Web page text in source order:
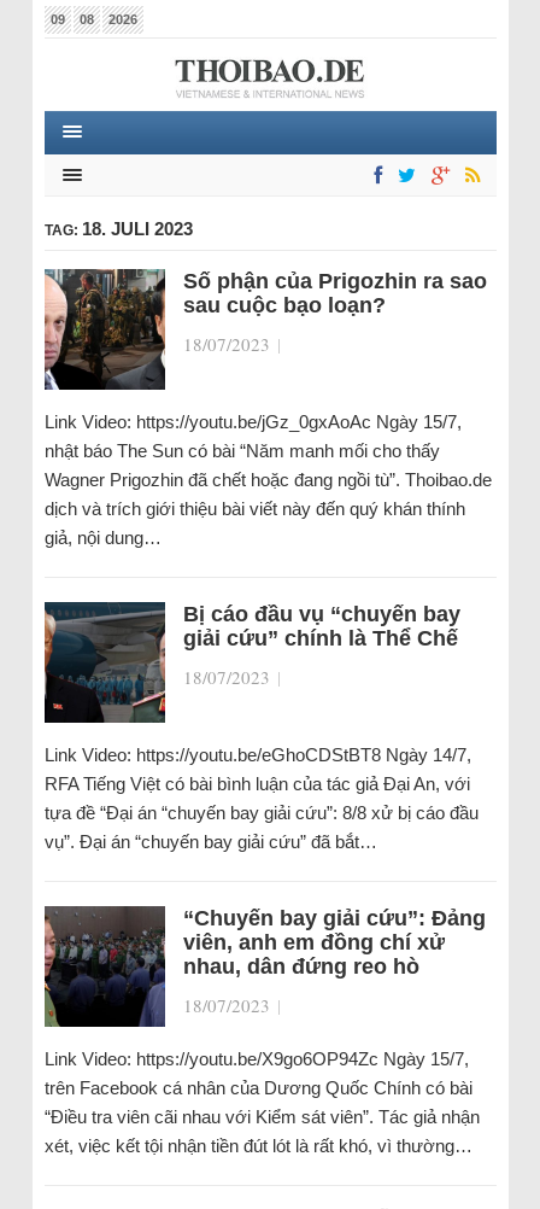
09 08 2026
TAG: 18. JULI 2023
Số phận của Prigozhin ra sao
sau cuộc bạo loạn?
18/07/2023 |
Link Video: https://youtu.be/jGz_0gxAoAc Ngày 15/7,
nhật báo The Sun có bài “Năm manh mối cho thấy
Wagner Prigozhin đã chết hoặc đang ngồi tù”. Thoibao.de
dịch và trích giới thiệu bài viết này đến quý khán thính
giả, nội dung…
Bị cáo đầu vụ “chuyến bay
giải cứu” chính là Thể Chế
18/07/2023 |
Link Video: https://youtu.be/eGhoCDStBT8 Ngày 14/7,
RFA Tiếng Việt có bài bình luận của tác giả Đại An, với
tựa đề “Đại án “chuyến bay giải cứu”: 8/8 xử bị cáo đầu
vụ”. Đại án “chuyến bay giải cứu” đã bắt…
“Chuyến bay giải cứu”: Đảng
viên, anh em đồng chí xử
nhau, dân đứng reo hò
18/07/2023 |
Link Video: https://youtu.be/X9go6OP94Zc Ngày 15/7,
trên Facebook cá nhân của Dương Quốc Chính có bài
“Điều tra viên cãi nhau với Kiểm sát viên”. Tác giả nhận
xét, việc kết tội nhận tiền đút lót là rất khó, vì thường…